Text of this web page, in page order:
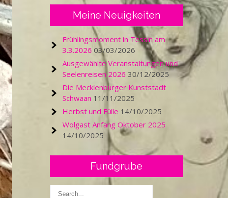
Meine Neuigkeiten
Frühlingsmoment in Tessin am
3.3.2026 03/03/2026
Ausgewählte Veranstaltungen und
Seelenreisen 2026 30/12/2025
Die Mecklenburger Kunststadt
Schwaan 11/11/2025
Herbst und Fülle 14/10/2025
Wolgast Anfang Oktober 2025
14/10/2025
Fundgrube